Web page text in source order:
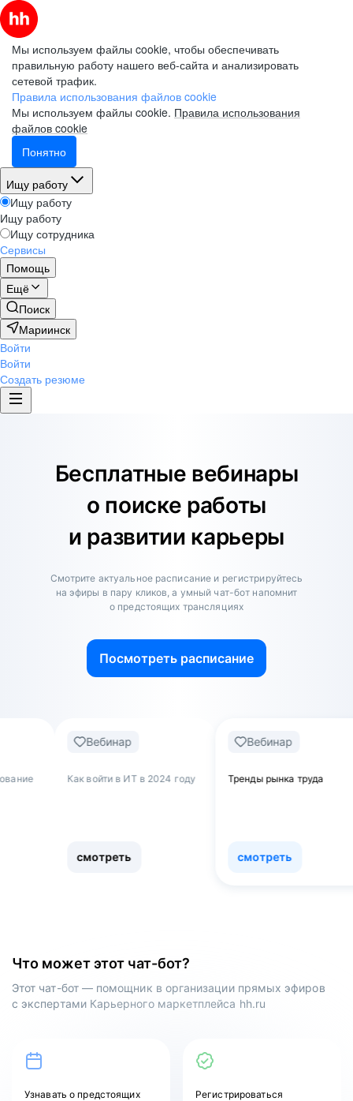
Мы используем файлы cookie, чтобы обеспечивать
правильную работу нашего веб-сайта и анализировать
сетевой трафик.
Правила использования файлов cookie
Мы используем файлы cookie. Правила использования
файлов cookie
Понятно
Ищу работу
Ищу работу
Ищу работу
Ищу сотрудника
Сервисы
Помощь
Ещё
Поиск
Мариинск
Войти
Войти
Создать резюме
Бесплатные вебинары
о поиске работы
и развитии карьеры
Смотрите актуальное расписание и регистрируйтесь
на эфиры в пару кликов, а умный чат-бот напомнит
о предстоящих трансляциях
Посмотреть расписание
войти в ИТ в 2024 году Тренды рынка труда
Что может этот чат-бот?
Этот чат-бот — помощник в организации прямых эфиров
с экспертами Карьерного маркетплейса hh.ru
Узнаватьо предстоящих
Регистрироваться